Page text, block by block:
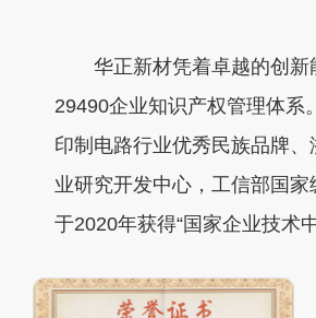
华正新材凭着卓越的创
29490企业知识产权管理体系
印制电路行业优秀民族品牌
业研究开发中心，工信部国
于2020年获得“国家企业技术